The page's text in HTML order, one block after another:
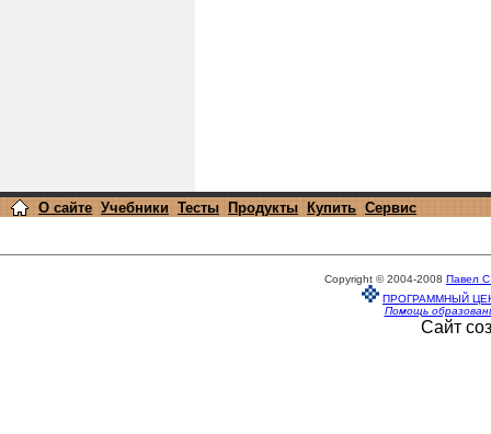
О сайте Учебники Тесты Продукты Купить Сервис
Copyright © 2004-2008 Павел
ПРОГРАММНЫЙ
Помощь
Сайт